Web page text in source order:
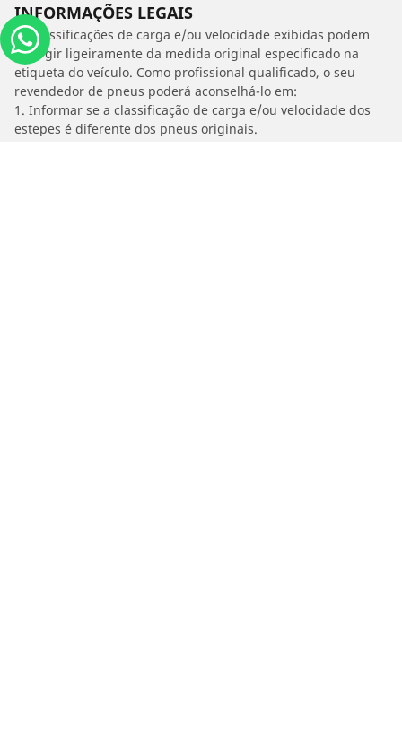
INFORMAÇÕES LEGAIS
As classificações de carga e/ou velocidade exibidas podem
divergir ligeiramente da medida original especificado na
etiqueta do veículo. Como profissional qualificado, o seu
revendedor de pneus poderá aconselhá-lo em:
1. Informar se a classificação de carga e/ou velocidade dos
estepes é diferente dos pneus originais.